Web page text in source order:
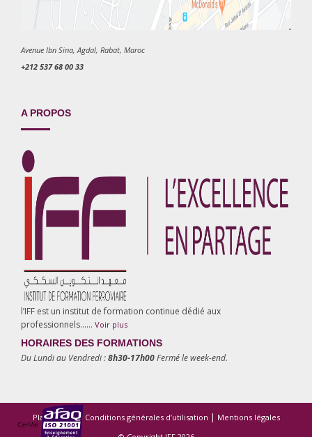
Avenue Ibn Sina, Agdal, Rabat, Maroc
+212 537 68 00 33
A PROPOS
l’IFF est un institut de formation continue dédié aux
professionnels…… Voir plus
HORAIRES DES FORMATIONS
Du Lundi au Vendredi :8h30-17h00Fermé le week-end.
Plan du site | Conditions générales d’utilisation | Mentions légales